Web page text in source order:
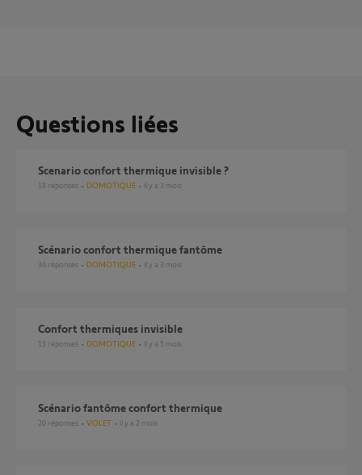
Questions liées
Scenario confort thermique invisible ?
18 réponses DOMOTIQUE il y a 3 mois
Scénario confort thermique fantôme
30 réponses DOMOTIQUE il y a 3 mois
Confort thermiques invisible
13 réponses DOMOTIQUE il y a 5 mois
Scénario fantôme confort thermique
20 réponses VOLET il y a 2 mois